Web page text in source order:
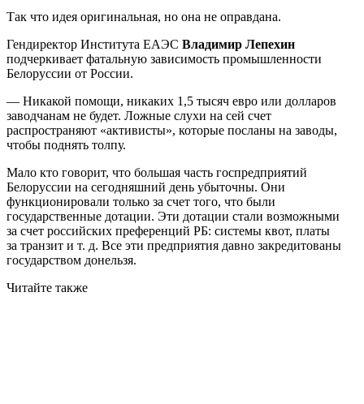
Так что идея оригинальная, но она не оправдана.
Гендиректор Института ЕАЭС Владимир Лепехин
подчеркивает фатальную зависимость промышленности
Белоруссии от России.
— Никакой помощи, никаких 1,5 тысяч евро или долларов
заводчанам не будет. Ложные слухи на сей счет
распространяют «активисты», которые посланы на заводы,
чтобы поднять толпу.
Мало кто говорит, что большая часть госпредприятий
Белоруссии на сегодняшний день убыточны. Они
функционировали только за счет того, что были
государственные дотации. Эти дотации стали возможными
за счет российских преференций РБ: системы квот, платы
за транзит и т. д. Все эти предприятия давно закредитованы
государством донельзя.
Читайте также